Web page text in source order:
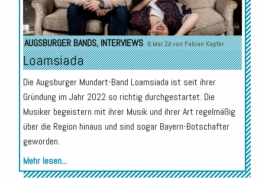
AUGSBURGER BANDS, INTERVIEWS 6.Mai 24 von Fabian Kapfer
Loamsiada
Die Augsburger Mundart-Band Loamsiada ist seit ihrer
Gründung im Jahr 2022 so richtig durchgestartet. Die
Musiker begeistern mit ihrer Musik und ihrer Art regelmäßig
über die Region hinaus und sind sogar Bayern-Botschafter
geworden.
Mehr lesen...